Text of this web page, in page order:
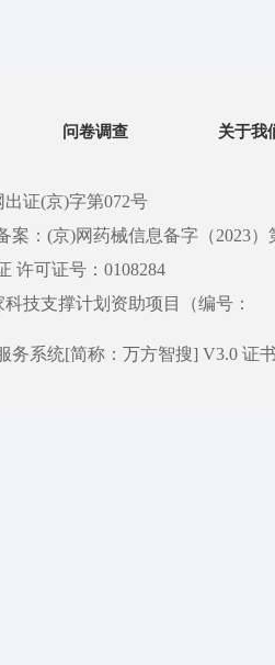
问卷调查 关于我
证(京)字第072号
：(京)网药械信息备字（2023）
许可证号：0108284
技支撑计划资助项目（编号：
务系统[简称：万方智搜] V3.0 证